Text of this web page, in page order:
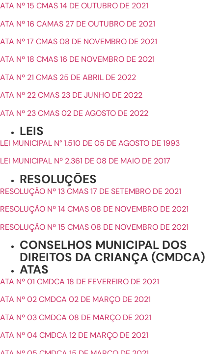
ATA Nº 15 CMAS 14 DE OUTUBRO DE 2021
ATA Nº 16 CAMAS 27 DE OUTUBRO DE 2021
ATA Nº 17 CMAS 08 DE NOVEMBRO DE 2021
ATA Nº 18 CMAS 16 DE NOVEMBRO DE 2021
ATA Nº 21 CMAS 25 DE ABRIL DE 2022
ATA Nº 22 CMAS 23 DE JUNHO DE 2022
ATA Nº 23 CMAS 02 DE AGOSTO DE 2022
LEIS
LEI MUNICIPAL N° 1.510 DE 05 DE AGOSTO DE 1993
LEI MUNICIPAL Nº 2.361 DE 08 DE MAIO DE 2017
RESOLUÇÕES
RESOLUÇÃO Nº 13 CMAS 17 DE SETEMBRO DE 2021
RESOLUÇÃO Nº 14 CMAS 08 DE NOVEMBRO DE 2021
RESOLUÇÃO Nº 15 CMAS 08 DE NOVEMBRO DE 2021
CONSELHOS MUNICIPAL DOS
DIREITOS DA CRIANÇA (CMDCA)
ATAS
ATA Nº 01 CMDCA 18 DE FEVEREIRO DE 2021
ATA Nº 02 CMDCA 02 DE MARÇO DE 2021
ATA Nº 03 CMDCA 08 DE MARÇO DE 2021
ATA Nº 04 CMDCA 12 DE MARÇO DE 2021